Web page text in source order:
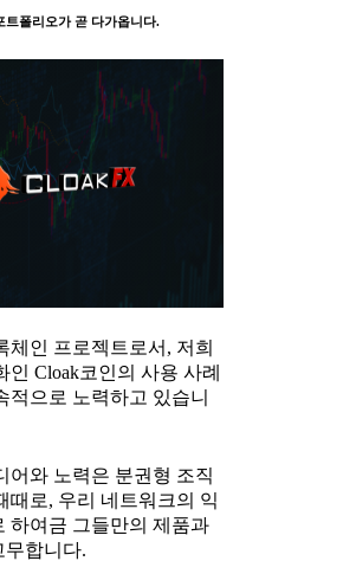
트폴리오가 곧 다가옵니다.
체인 프로젝트로서, 저희
Cloak코인의 사용 사례
적으로 노력하고 있습니
어와 노력은 분권형 조직
때로, 우리 네트워크의 익
하여금 그들만의 제품과
무합니다.